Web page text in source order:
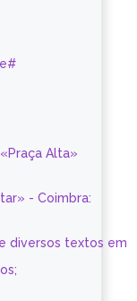
Alta»
- Coimbra:
diversos textos em